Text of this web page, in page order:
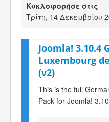
Κυκλοφορήσε στις
Τρίτη, 14 Δεκεμβρίου
Joomla! 3.10.4
Luxembourg
(v2)
This is the full
Pack for Joomla!